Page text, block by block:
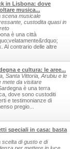
in Lisbona: dove
musica...
scena musicale
custodita quasi in
è una città
Al contrario delle altre
e cultura: le aree...
Santa Vittoria, Arubiu e le
mete da visitare
è una terra
dove sono custoditi
e testimonianze di
pregio...
speciali in casa: basta
scelta di gusto e di